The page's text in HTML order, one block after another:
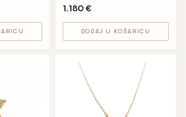
1.180 €
DODAJ U KOŠARICU